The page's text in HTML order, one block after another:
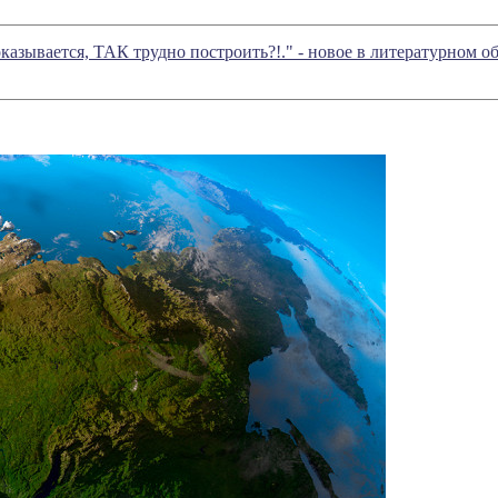
ТАК трудно построить?!." - новое в литературном